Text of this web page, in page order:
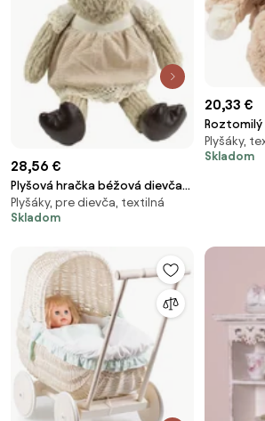
28,56 €
Plyšová hračka béžová dievča
Los Venda - 17 * 14 * 36cm
Plyšáky, pre dievča, textilná
Skladom
20,33 €
zajačik
Plyšáky,
Skladom